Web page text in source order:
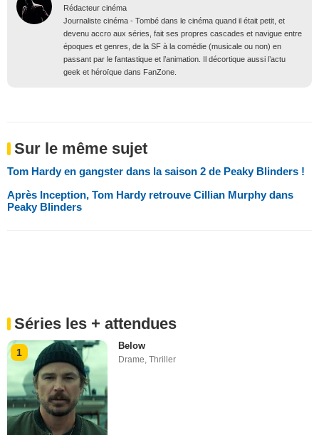
Rédacteur cinéma
Journaliste cinéma - Tombé dans le cinéma quand il était petit, et
devenu accro aux séries, fait ses propres cascades et navigue entre
époques et genres, de la SF à la comédie (musicale ou non) en
passant par le fantastique et l’animation. Il décortique aussi l’actu
geek et héroïque dans FanZone.
Sur le même sujet
Tom Hardy en gangster dans la saison 2 de Peaky Blinders !
Après Inception, Tom Hardy retrouve Cillian Murphy dans
Peaky Blinders
Séries les + attendues
1
Below
Drame ,Thriller